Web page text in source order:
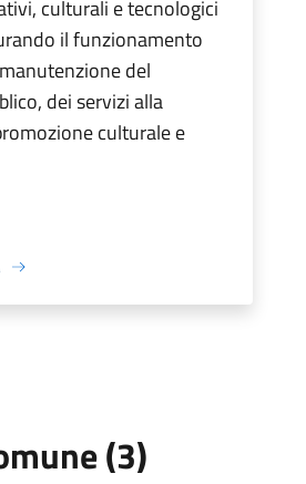
culturali e tecnologici
il funzionamento
del
dei servizi alla
culturale e
(3)